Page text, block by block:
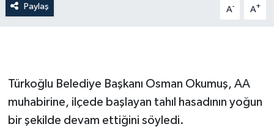
Paylaş A- A+
Türkoğlu Belediye Başkanı Osman Okumuş, AA
muhabirine, ilçede başlayan tahıl hasadının yoğun
bir şekilde devam ettiğini söyledi.
YEREL YÖNETİM
MEDYA